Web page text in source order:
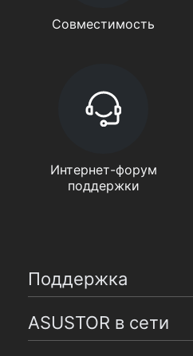
Совместимость
Интернет-форум
поддержки
Поддержка
ASUSTOR в сети